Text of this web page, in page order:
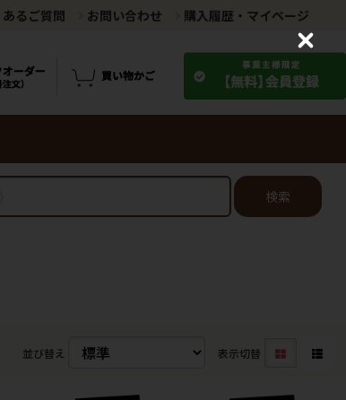
るご質問 お問い合わせ 購入履歴・マイページ
検索
並び替え 表示切替
C
o
s
e